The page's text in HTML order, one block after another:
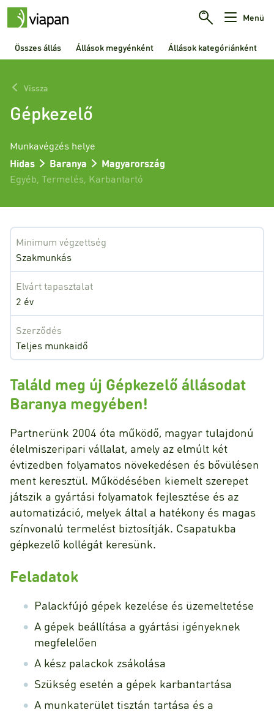
Menü
Összes állás Állások megyénként Állások kategóriánként
Vissza
Gépkezelő
Munkavégzés helye
Hidas
Baranya
Magyarország
Egyéb Termelés Karbantartó
Minimum végzettség
Szakmunkás
Elvárt tapasztalat
2 év
Szerződés
Teljes munkaidő
Találd meg új Gépkezelő állásodat
Baranya megyében!
Partnerünk 2004 óta működő, magyar tulajdonú
élelmiszeripari vállalat, amely az elmúlt két
évtizedben folyamatos növekedésen és bővülésen
ment keresztül. Működésében kiemelt szerepet
játszik a gyártási folyamatok fejlesztése és az
automatizáció, melyek által a hatékony és magas
színvonalú termelést biztosítják. Csapatukba
gépkezelő kollégát keresünk.
Feladatok
Palackfújó gépek kezelése és üzemeltetése
A gépek beállítása a gyártási igényeknek
megfelelően
A kész palackok zsákolása
Szükség esetén a gépek karbantartása
A munkaterület tisztán tartása és a